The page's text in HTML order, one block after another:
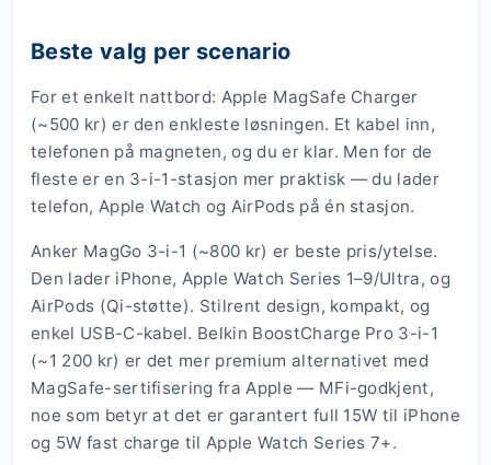
Beste valg per scenario
For et enkelt nattbord: Apple MagSafe Charger
(~500 kr) er den enkleste løsningen. Et kabel inn,
telefonen på magneten, og du er klar. Men for de
fleste er en 3-i-1-stasjon mer praktisk — du lader
telefon, Apple Watch og AirPods på én stasjon.
Anker MagGo 3-i-1 (~800 kr) er beste pris/ytelse.
Den lader iPhone, Apple Watch Series 1–9/Ultra, og
AirPods (Qi-støtte). Stilrent design, kompakt, og
enkel USB-C-kabel. Belkin BoostCharge Pro 3-i-1
(~1 200 kr) er det mer premium alternativet med
MagSafe-sertifisering fra Apple — MFi-godkjent,
noe som betyr at det er garantert full 15W til iPhone
og 5W fast charge til Apple Watch Series 7+.